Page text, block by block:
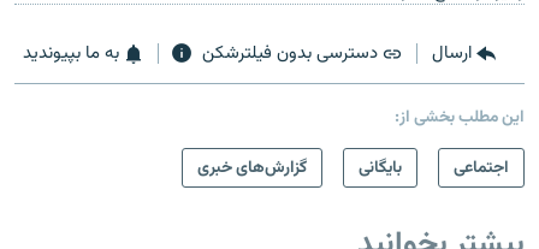
ارسال دسترسی بدون فیلترشکن به ما بپیوندید
این مطلب بخشی از:
اجتماعی
بایگانی گزارش‌های خبری